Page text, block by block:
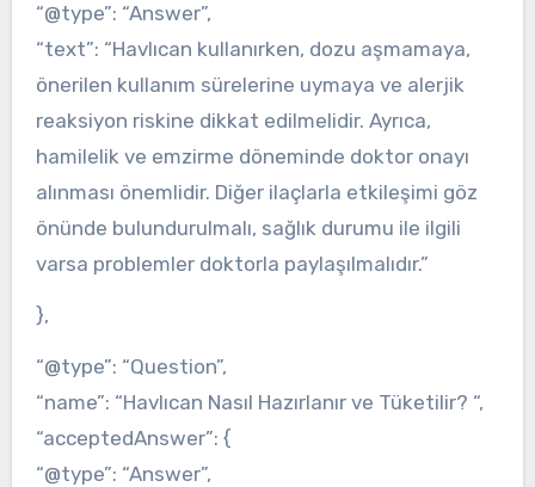
“@type”: “Answer”,
“text”: “Havlıcan kullanırken, dozu aşmamaya,
önerilen kullanım sürelerine uymaya ve alerjik
reaksiyon riskine dikkat edilmelidir. Ayrıca,
hamilelik ve emzirme döneminde doktor onayı
alınması önemlidir. Diğer ilaçlarla etkileşimi göz
önünde bulundurulmalı, sağlık durumu ile ilgili
varsa problemler doktorla paylaşılmalıdır.”
},
“@type”: “Question”,
“name”: “Havlıcan Nasıl Hazırlanır ve Tüketilir? “,
“acceptedAnswer”: {
“@type”: “Answer”,